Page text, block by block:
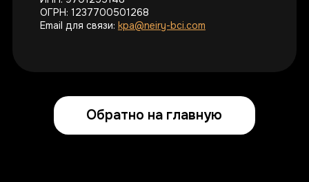
ОГРН: 1237700501268
Email для связи: kpa@neiry-bci.com